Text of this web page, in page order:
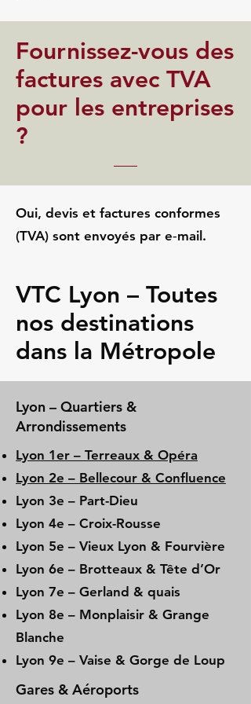
Fournissez-vous des
factures avec TVA
pour les entreprises
?
Oui, devis et factures conformes
(TVA) sont envoyés par e‑mail.
VTC Lyon – Toutes
nos destinations
dans la Métropole
Lyon – Quartiers &
Arrondissements
Lyon 1er – Terreaux & Opéra
Lyon 2e – Bellecour & Confluence
Lyon 3e – Part-Dieu
Lyon 4e – Croix-Rousse
Lyon 5e – Vieux Lyon & Fourvière
Lyon 6e – Brotteaux & Tête d’Or
Lyon 7e – Gerland & quais
Lyon 8e – Monplaisir & Grange
Blanche
Lyon 9e – Vaise & Gorge de Loup
Gares & Aéroports